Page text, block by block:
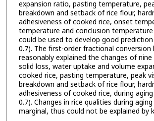
expansion ratio, pasting temperature,
breakdown and setback of rice flour,
adhesiveness of cooked rice, onset
temperature and conclusion
could be used to develop good
0.7). The first-order fractional conversion
reasonably explained the changes of nine
solid loss, water uptake and volume
cooked rice, pasting temperature, peak
breakdown and setback of rice flour,
adhesiveness of cooked rice, during
0.7). Changes in rice qualities during
marginal, thus could not be explained by